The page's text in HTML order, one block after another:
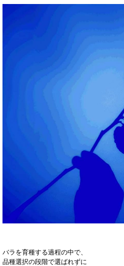
バラを育種する過程の中で、
品種選択の段階で選ばれずに